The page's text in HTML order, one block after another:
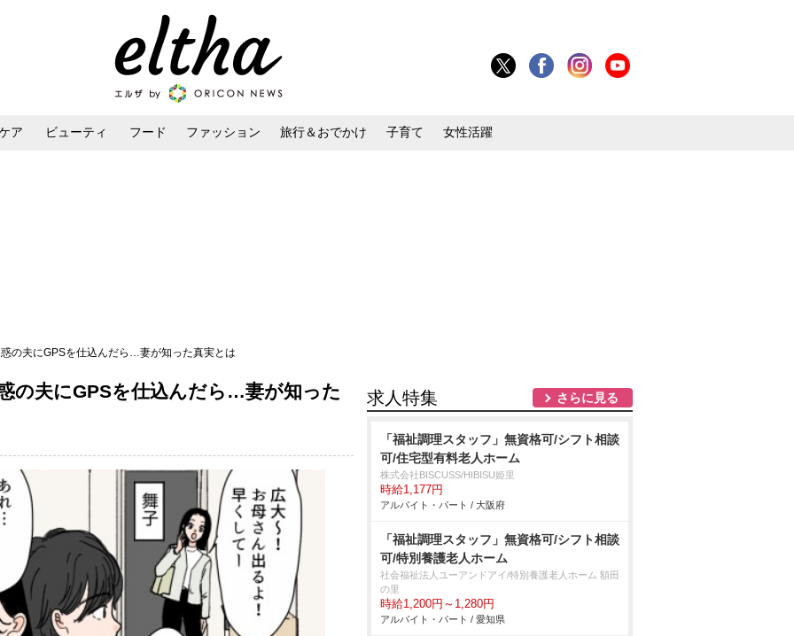
ア ビューティ フード ファッション 旅行＆おでかけ 子育て 女性活躍
の夫にGPSを仕込んだら…妻が知った真実とは
の夫にGPSを仕込んだら…妻が知った 求人特集 さらに見る
「福祉調理スタッフ」無資格可/シフト相談
可/住宅型有料老人ホーム
株式会社BISCUSS/HIBISU姫里
時給1,177円
アルバイト・パート / 大阪府
「福祉調理スタッフ」無資格可/シフト相談
可/特別養護老人ホーム
社会福祉法人ユーアンドアイ/特別養護老人ホーム 額田
の里
時給1,200円～1,280円
アルバイト・パート / 愛知県